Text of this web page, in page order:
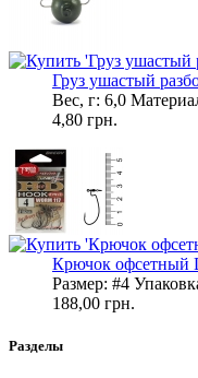
Груз ушастый
Вес, г: 6,0
4,80 грн.
Крючок офсетный
Размер: #4
188,00 грн.
Разделы